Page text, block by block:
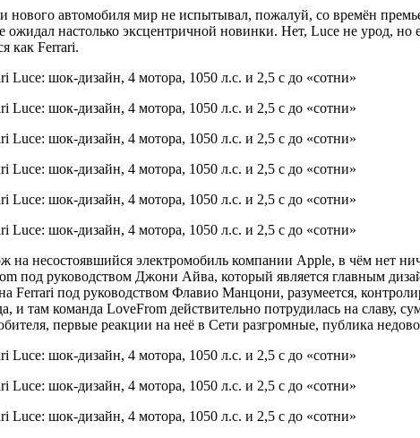
нового автомобиля мир не испытывал, пожалуй, со времён
настолько эксцентричной новинки. Нет, Luce не урод,
как Ferrari.
на несостоявшийся электромобиль компании Apple, в чём нет
под руководством Джони Айва, который является главным
Ferrari под руководством Флавио Манцони, разумеется,
и там команда LoveFrom действительно потрудилась на
первые реакции на неё в Сети разгромные, публика